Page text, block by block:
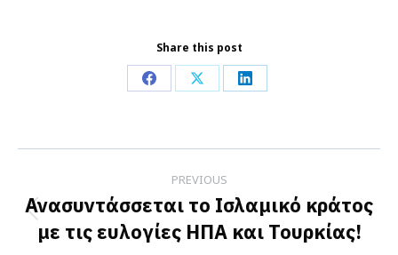
Share this post
Share
Facebook
Share
X
Share
LinkedIn
navigation
PREVIOUS
Previous
post:
Ανασυντάσσεται το Ισλαμικό κράτος
με τις ευλογίες ΗΠΑ και Τουρκίας!